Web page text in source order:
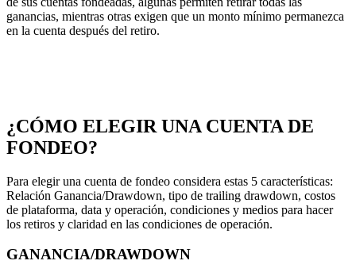
ganancias, mientras otras exigen que un monto mínimo permanezca
en la cuenta después del retiro.
¿CÓMO ELEGIR UNA CUENTA DE
FONDEO?
Para elegir una cuenta de fondeo considera estas 5 características:
Relación Ganancia/Drawdown, tipo de trailing drawdown, costos
de plataforma, data y operación, condiciones y medios para hacer
los retiros y claridad en las condiciones de operación.
GANANCIA/DRAWDOWN